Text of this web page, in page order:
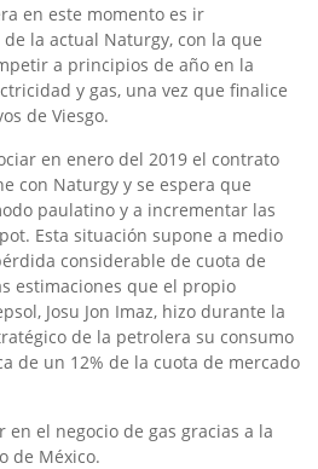
en este momento es ir
la actual Naturgy, con la que
a principios de año en la
y gas, una vez que finalice
de Viesgo.
en enero del 2019 el contrato
con Naturgy y se espera que
paulatino y a incrementar las
Esta situación supone a medio
considerable de cuota de
estimaciones que el propio
Josu Jon Imaz, hizo durante la
de la petrolera su consumo
de un 12% de la cuota de mercado
el negocio de gas gracias a la
de México.